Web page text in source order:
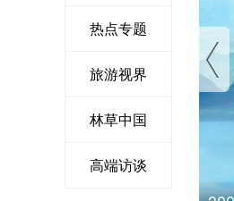
热点专题
旅游视界
林草中国
高端访谈